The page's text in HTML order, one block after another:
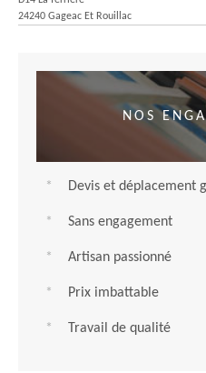
24240 Gageac Et Rouillac
NOS
Devis et déplacement
Sans engagement
Artisan passionné
Prix imbattable
Travail de qualité